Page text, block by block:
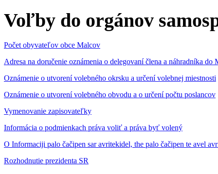
Voľby do orgánov
Počet obyvateľov obce Malcov
Adresa na doručenie oznámenia o delegovaní člena a náhradníka
Oznámenie o utvorení volebného okrsku a určení volebnej miestnosti
Oznámenie o utvorení volebného obvodu a o určení počtu poslancov
Vymenovanie zapisovateľky
Informácia o podmienkach práva voliť a práva byť volený
O Informaciji palo čačipen sar avritekidel, the palo čačipen te avel
Rozhodnutie prezidenta SR